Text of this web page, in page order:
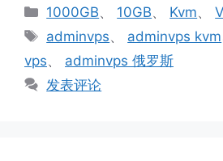
分
类
1000GB、 10GB、 Kvm、
标
adminvps、 adminvps kvm
vps、 adminvps 俄罗斯
发表评论